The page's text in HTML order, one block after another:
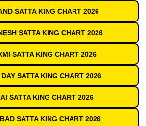
SATTA KING CHART 2026
SATTA KING CHART 2026
SATTA KING CHART 2026
SATTA KING CHART 2026
SATTA KING CHART 2026
SATTA KING CHART 2026